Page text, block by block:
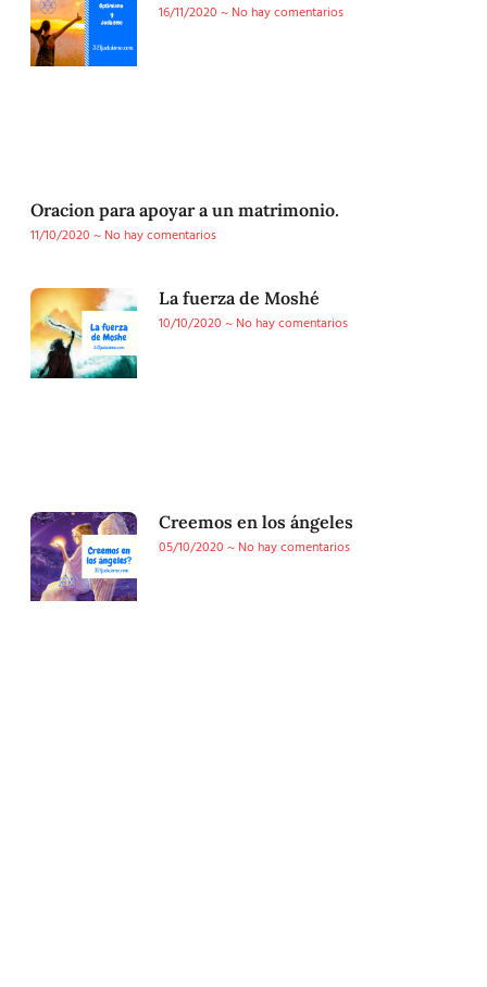
16/11/2020
No hay comentarios
Oracion para apoyar a un matrimonio.
11/10/2020
No hay comentarios
La fuerza de Moshé
10/10/2020
No hay comentarios
Creemos en los ángeles
05/10/2020
No hay comentarios